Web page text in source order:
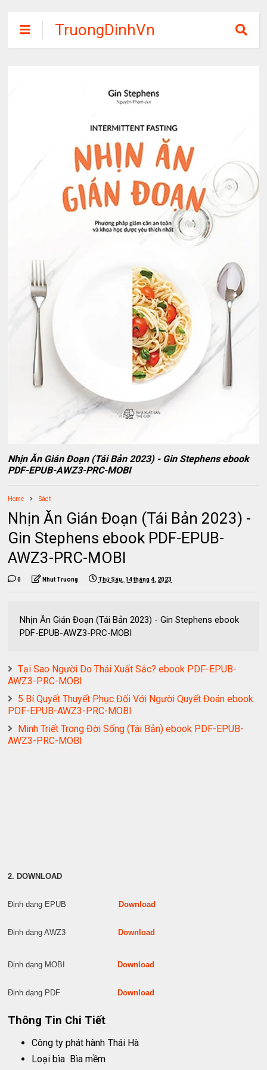
TruongDinhVn
Chia sẽ ebook,
tập miễn phí
Nhịn Ăn Gián Đoạn (Tái Bản 2023) - Gin Stephens ebook
PDF-EPUB-AWZ3-PRC-MOBI
Home Sách
Nhịn Ăn Gián Đoạn (Tái Bản 2023) -
Gin Stephens ebook PDF-EPUB-
AWZ3-PRC-MOBI
0 Nhut Truong Thứ Sáu, 14 tháng 4, 2023
Nhịn Ăn Gián Đoạn (Tái Bản 2023) - Gin Stephens ebook
PDF-EPUB-AWZ3-PRC-MOBI
Tại Sao Người Do Thái Xuất Sắc? ebook PDF-EPUB-
AWZ3-PRC-MOBI
5 Bí Quyết Thuyết Phục Đối Với Người Quyết Đoán ebook
PDF-EPUB-AWZ3-PRC-MOBI
Minh Triết Trong Đời Sống (Tái Bản) ebook PDF-EPUB-
AWZ3-PRC-MOBI
2. DOWNLOAD
Định dạng EPUB Download
Định dạng AWZ3 Download
Định dạng MOBI Download
Định dạng PDF Download
Thông Tin Chi Tiết
Công ty phát hành Thái Hà
Loại bìa Bìa mềm